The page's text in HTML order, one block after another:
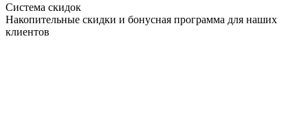
Система скидок
Накопительные скидки и бонусная программа для наших
клиентов